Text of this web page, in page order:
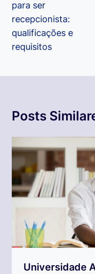
Post
para ser
recepcionista:
qualificações e
requisitos
Posts
Universidade